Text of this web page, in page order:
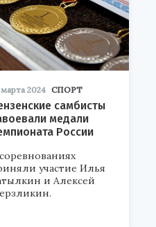
марта 2024 СПОРТ
самбисты
медали
России
участие Илья
и Алексей